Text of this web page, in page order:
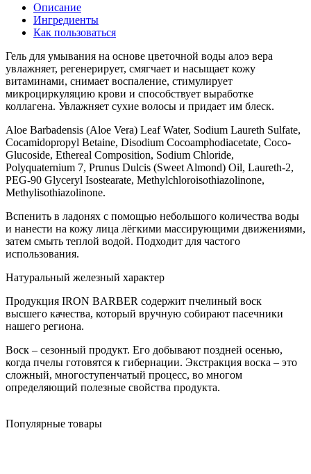
Описание
Ингредиенты
Как пользоваться
Гель для умывания на основе цветочной воды алоэ вера
увлажняет, регенерирует, смягчает и насыщает кожу
витаминами, снимает воспаление, стимулирует
микроциркуляцию крови и способствует выработке
коллагена. Увлажняет сухие волосы и придает им блеск.
Aloe Barbadensis (Aloe Vera) Leaf Water, Sodium Laureth Sulfate,
Cocamidopropyl Betaine, Disodium Cocoamphodiacetate, Coco-
Glucoside, Ethereal Composition, Sodium Chloride,
Polyquaternium 7, Prunus Dulcis (Sweet Almond) Oil, Laureth-2,
PEG-90 Glyceryl Isostearate, Methylchloroisothiazolinone,
Methylisothiazolinone.
Вспенить в ладонях с помощью небольшого количества воды
и нанести на кожу лица лёгкими массирующими движениями,
затем смыть теплой водой. Подходит для частого
использования.
Натуральный железный характер
Продукция IRON BARBER содержит пчелиный воск
высшего качества, который вручную собирают пасечники
нашего региона.
Воск – сезонный продукт. Его добывают поздней осенью,
когда пчелы готовятся к гибернации. Экстракция воска – это
сложный, многоступенчатый процесс, во многом
определяющий полезные свойства продукта.
Популярные товары